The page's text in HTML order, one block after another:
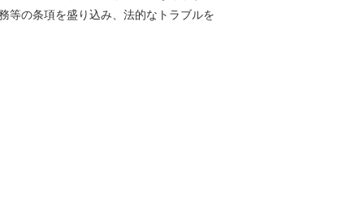
等の条項を盛り込み、法的なトラブルを